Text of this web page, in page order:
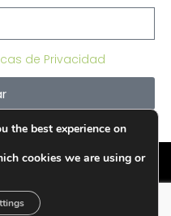
de Privacidad
the best experience on
cookies we are using or